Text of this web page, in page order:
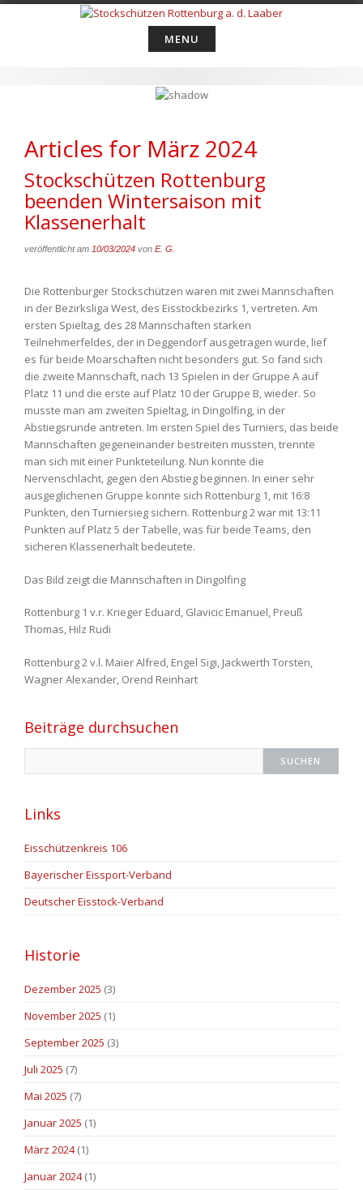
MENU
Articles for März 2024
Stockschützen Rottenburg
beenden Wintersaison mit
Klassenerhalt
veröffentlicht am 10/03/2024 von E. G.
Die Rottenburger Stockschützen waren mit zwei Mannschaften
in der Bezirksliga West, des Eisstockbezirks 1, vertreten. Am
ersten Spieltag, des 28 Mannschaften starken
Teilnehmerfeldes, der in Deggendorf ausgetragen wurde, lief
es für beide Moarschaften nicht besonders gut. So fand sich
die zweite Mannschaft, nach 13 Spielen in der Gruppe A auf
Platz 11 und die erste auf Platz 10 der Gruppe B, wieder. So
musste man am zweiten Spieltag, in Dingolfing, in der
Abstiegsrunde antreten. Im ersten Spiel des Turniers, das beide
Mannschaften gegeneinander bestreiten mussten, trennte
man sich mit einer Punkteteilung. Nun konnte die
Nervenschlacht, gegen den Abstieg beginnen. In einer sehr
ausgeglichenen Gruppe konnte sich Rottenburg 1, mit 16:8
Punkten, den Turniersieg sichern. Rottenburg 2 war mit 13:11
Punkten auf Platz 5 der Tabelle, was für beide Teams, den
sicheren Klassenerhalt bedeutete.
Das Bild zeigt die Mannschaften in Dingolfing
Rottenburg 1 v.r. Krieger Eduard, Glavicic Emanuel, Preuß
Thomas, Hilz Rudi
Rottenburg 2 v.l. Maier Alfred, Engel Sigi, Jackwerth Torsten,
Wagner Alexander, Orend Reinhart
Beiträge durchsuchen
Links
Eisschützenkreis 106
Bayerischer Eissport-Verband
Deutscher Eisstock-Verband
Historie
Dezember 2025 (3)
November 2025 (1)
September 2025 (3)
Juli 2025 (7)
Mai 2025 (7)
Januar 2025 (1)
März 2024(1)
Januar 2024(1)